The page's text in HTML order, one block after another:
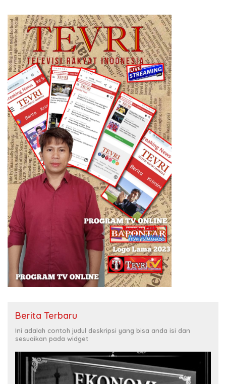
Berita Terbaru
Ini adalah contoh judul deskripsi yang bisa anda isi dan
sesuaikan pada widget